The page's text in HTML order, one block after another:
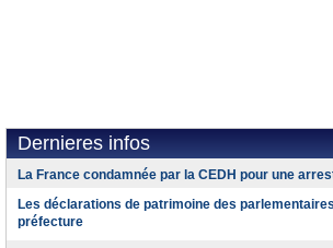
Dernieres infos
La France condamnée par la CEDH pour une
Les déclarations de patrimoine des
préfecture